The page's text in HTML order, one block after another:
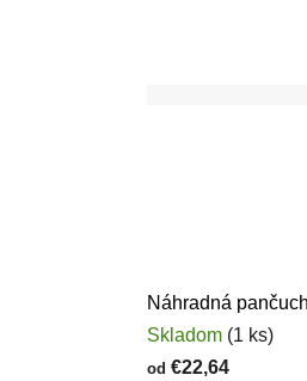
Náhradná
Skladom (1 ks)
od €22,64